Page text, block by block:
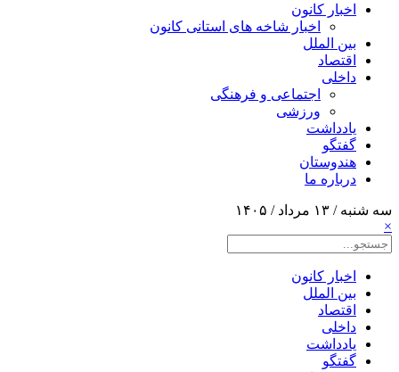
اخبار کانون
اخبار شاخه های استانی کانون
بین الملل
اقتصاد
داخلی
اجتماعی و فرهنگی
ورزشی
یادداشت
گفتگو
هندوستان
درباره ما
سه شنبه / ۱۳ مرداد / ۱۴۰۵
×
اخبار کانون
بین الملل
اقتصاد
داخلی
یادداشت
گفتگو